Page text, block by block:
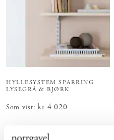
HYLLESYSTEM SPARRING
LYSEGRÅ & BJØRK
Som vist: Pris :kr 4 020
kr 4 020